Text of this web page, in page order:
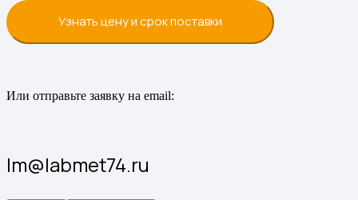
Узнать цену и срок поставки
Или отправьте заявку на email:
lm@labmet74.ru